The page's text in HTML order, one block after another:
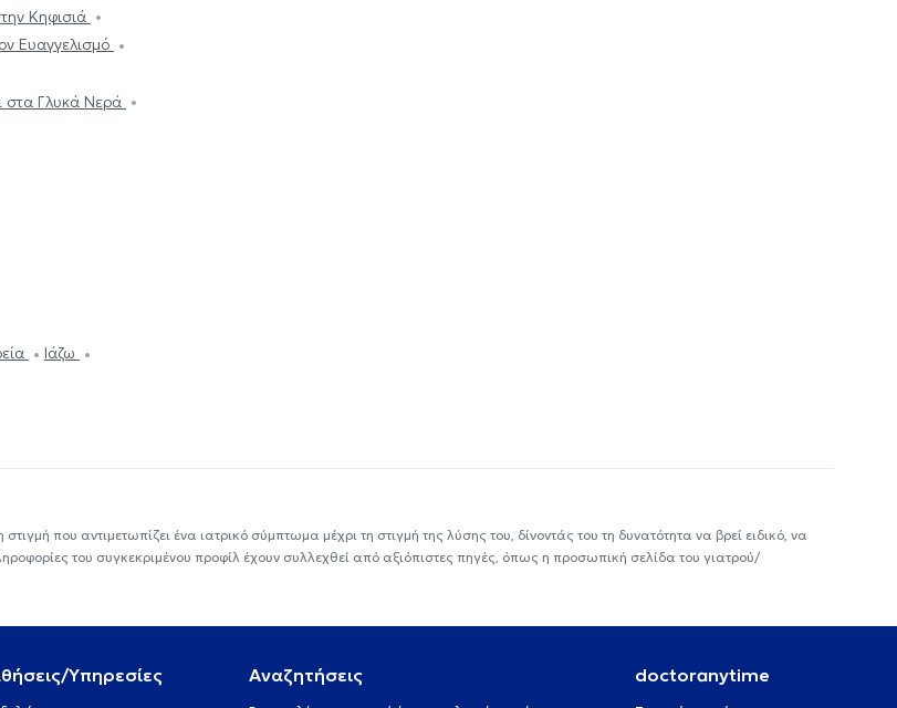
Κηφισιά
Ευαγγελισμό
στα Γλυκά Νερά
Ιάζω
που αντιμετωπίζει ένα ιατρικό σύμπτωμα μέχρι τη στιγμή της λύσης του, δίνοντάς του τη δυνατότητα να βρεί ειδικό, να
του συγκεκριμένου προφίλ έχουν συλλεχθεί από αξιόπιστες πηγές, όπως η προσωπική σελίδα του γιατρού/
Υπηρεσίες Αναζητήσεις doctoranytime